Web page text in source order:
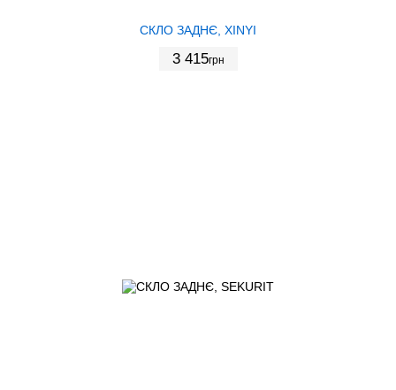
СКЛО ЗАДНЄ, XINYI
3 415грн